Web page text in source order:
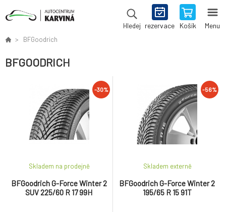
Hledej rezervace Košík Menu
BFGoodrich
BFGOODRICH
-30%
BFGoodrich G-Force Winter 2
SUV 225/60 R 17 99H
Skladem na prodejně
-56%
BFGoodrich G-Force Winter 2
195/65 R 15 91T
Skladem externě